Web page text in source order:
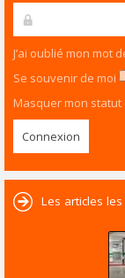
J’ai oublié mon mot
Se souvenir de moi
Masquer mon statut
Les articles